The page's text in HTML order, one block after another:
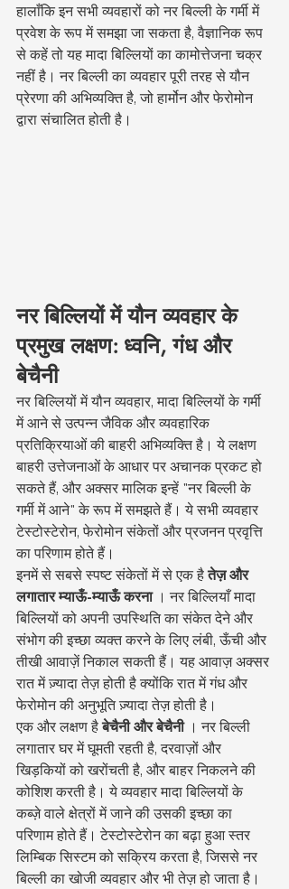
हालाँकि इन सभी व्यवहारों को नर बिल्ली के गर्मी में
प्रवेश के रूप में समझा जा सकता है, वैज्ञानिक रूप
से कहें तो यह मादा बिल्लियों का कामोत्तेजना चक्र
नहीं है। नर बिल्ली का व्यवहार पूरी तरह से यौन
प्रेरणा की अभिव्यक्ति है, जो हार्मोन और फेरोमोन
द्वारा संचालित होती है।
नर बिल्लियों में यौन व्यवहार के
प्रमुख लक्षण: ध्वनि, गंध और
बेचैनी
नर बिल्लियों में यौन व्यवहार, मादा बिल्लियों के गर्मी
में आने से उत्पन्न जैविक और व्यवहारिक
प्रतिक्रियाओं की बाहरी अभिव्यक्ति है। ये लक्षण
बाहरी उत्तेजनाओं के आधार पर अचानक प्रकट हो
सकते हैं, और अक्सर मालिक इन्हें "नर बिल्ली के
गर्मी में आने" के रूप में समझते हैं। ये सभी व्यवहार
टेस्टोस्टेरोन, फेरोमोन संकेतों और प्रजनन प्रवृत्ति
का परिणाम होते हैं।
इनमें से सबसे स्पष्ट संकेतों में से एक है तेज़ और
लगातार म्याऊँ-म्याऊँ करना । नर बिल्लियाँ मादा
बिल्लियों को अपनी उपस्थिति का संकेत देने और
संभोग की इच्छा व्यक्त करने के लिए लंबी, ऊँची और
तीखी आवाज़ें निकाल सकती हैं। यह आवाज़ अक्सर
रात में ज़्यादा तेज़ होती है क्योंकि रात में गंध और
फेरोमोन की अनुभूति ज़्यादा तेज़ होती है।
एक और लक्षण है बेचैनी और बेचैनी । नर बिल्ली
लगातार घर में घूमती रहती है, दरवाज़ों और
खिड़कियों को खरोंचती है, और बाहर निकलने की
कोशिश करती है। ये व्यवहार मादा बिल्लियों के
कब्ज़े वाले क्षेत्रों में जाने की उसकी इच्छा का
परिणाम होते हैं। टेस्टोस्टेरोन का बढ़ा हुआ स्तर
लिम्बिक सिस्टम को सक्रिय करता है, जिससे नर
बिल्ली का खोजी व्यवहार और भी तेज़ हो जाता है।